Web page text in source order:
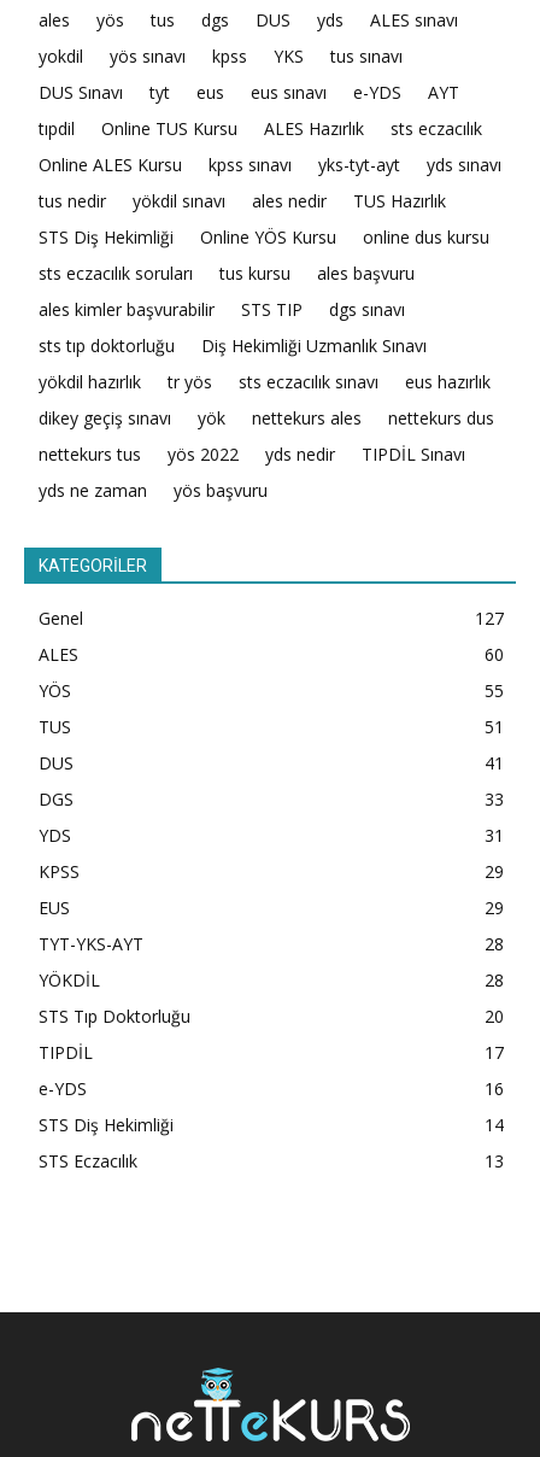
ales yös tus dgs DUS yds
ALES sınavı
yokdil
yös sınavı kpss YKS
tus sınavı
DUS Sınavı
tyt eus eus sınavı e-YDS
AYT
tıpdil
Online TUS Kursu ALES Hazırlık
sts eczacılık
Online ALES Kursu
kpss sınavı yks-tyt-ayt
yds sınavı
tus nedir
yökdil sınavı ales nedir
TUS Hazırlık
STS Diş Hekimliği
Online YÖS Kursu
online dus kursu
sts eczacılık soruları
tus kursu
ales başvuru
ales kimler başvurabilir
STS TIP
dgs sınavı
sts tıp doktorluğu
Diş Hekimliği Uzmanlık Sınavı
yökdil hazırlık
tr yös sts eczacılık sınavı
eus hazırlık
dikey geçiş sınavı
yök nettekurs ales
nettekurs dus
nettekurs tus
yös 2022 yds nedir
TIPDİL Sınavı
yds ne zaman
yös başvuru
KATEGORİLER
Genel
127
ALES
60
YÖS
55
TUS
51
DUS
41
DGS
33
YDS
31
KPSS
29
EUS
29
TYT-YKS-AYT
28
YÖKDİL
28
STS Tıp Doktorluğu
20
TIPDİL
17
e-YDS
16
STS Diş Hekimliği
14
STS Eczacılık
13